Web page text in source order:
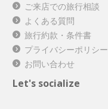
ご来店での旅行相談
よくある質問
旅行約款・条件書
プライバシーポリシー
お問い合わせ
Let's socialize